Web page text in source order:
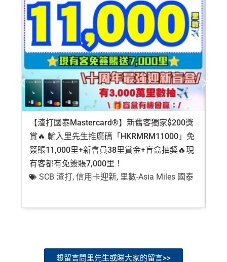
【渣打國泰Mastercard®】新舊客獨家$200獎
賞🔥 輸入里先生推廣碼「HKRMRM11000」免
簽賬11,000里+新會員38里賞金+盲盒抽獎🔥現
有客都有免簽賬7,000里！
SCB 渣打,信用卡迎新, 里數-Asia Miles 國泰
想留言問里先生或睇大家的留言>>